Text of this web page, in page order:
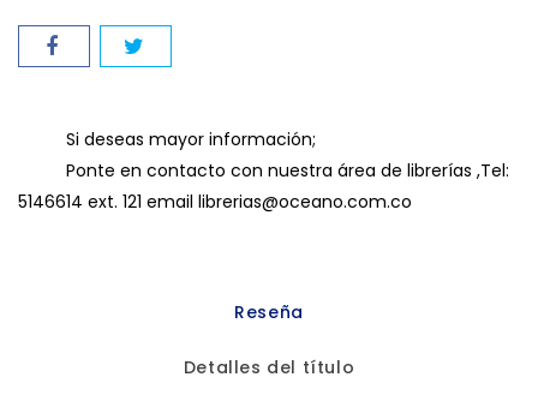
Si deseas mayor información;
Ponte en contacto con nuestra área de librerías ,Tel:
5146614 ext. 121 email librerias@oceano.com.co
Reseña
Detalles del título